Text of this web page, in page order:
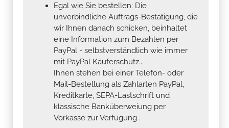
Egal wie Sie bestellen: Die
unverbindliche Auftrags-Bestätigung, die
wir Ihnen danach schicken, beinhaltet
eine Information zum Bezahlen per
PayPal - selbstverständlich wie immer
mit PayPal Käuferschutz...
Ihnen stehen bei einer Telefon- oder
Mail-Bestellung als Zahlarten PayPal,
Kreditkarte, SEPA-Lastschrift und
klassische Banküberweiung per
Vorkasse zur Verfügung .